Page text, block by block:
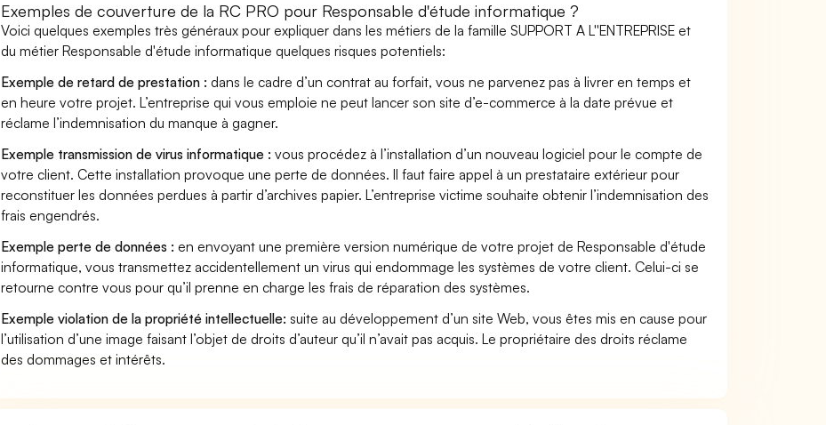
Exemples de couverture de la RC PRO pour Responsable d'étude informatique ?
Voici quelques exemples très généraux pour expliquer dans les métiers de la famille SUPPORT A L''ENTREPRISE et
du métier Responsable d'étude informatique quelques risques potentiels:
Exemple de retard de prestation : dans le cadre d’un contrat au forfait, vous ne parvenez pas à livrer en temps et
en heure votre projet. L’entreprise qui vous emploie ne peut lancer son site d’e-commerce à la date prévue et
réclame l’indemnisation du manque à gagner.
Exemple transmission de virus informatique : vous procédez à l’installation d’un nouveau logiciel pour le compte de
votre client. Cette installation provoque une perte de données. Il faut faire appel à un prestataire extérieur pour
reconstituer les données perdues à partir d’archives papier. L’entreprise victime souhaite obtenir l’indemnisation des
frais engendrés.
Exemple perte de données : en envoyant une première version numérique de votre projet de Responsable d'étude
informatique, vous transmettez accidentellement un virus qui endommage les systèmes de votre client. Celui-ci se
retourne contre vous pour qu’il prenne en charge les frais de réparation des systèmes.
Exemple violation de la propriété intellectuelle: suite au développement d’un site Web, vous êtes mis en cause pour
l’utilisation d’une image faisant l’objet de droits d’auteur qu’il n’avait pas acquis. Le propriétaire des droits réclame
des dommages et intérêts.